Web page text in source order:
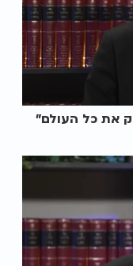
את כל העולם"